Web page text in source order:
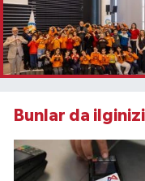
Bunlar da